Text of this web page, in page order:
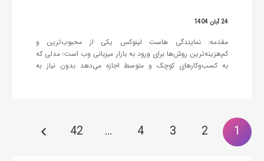
24 آبان 1404
مقدمه: نمایندگی هاست لینوکس یکی از محبوب‌ترین و
کم‌هزینه‌ترین روش‌ها برای ورود به بازار میزبانی وب است؛ مدلی که
به کسب‌وکارهای کوچک و متوسط اجازه می‌دهد بدون نیاز به
1
2
3
4
…
42